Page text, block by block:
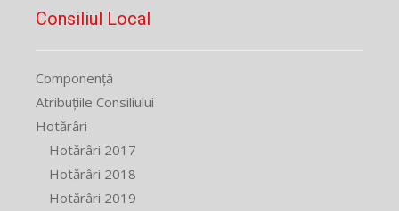
Consiliul Local
Componență
Atribuțiile Consiliului
Hotărâri
Hotărâri 2017
Hotărâri 2018
Hotărâri 2019